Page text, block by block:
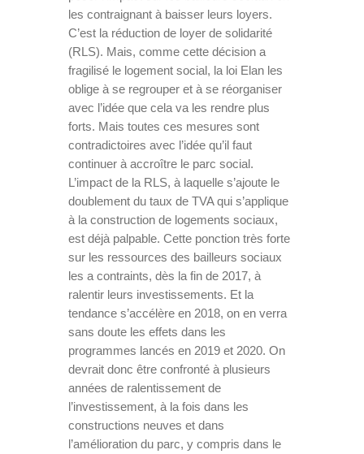
les contraignant à baisser leurs loyers.
C’est la réduction de loyer de solidarité
(RLS). Mais, comme cette décision a
fragilisé le logement social, la loi Elan les
oblige à se regrouper et à se réorganiser
avec l’idée que cela va les rendre plus
forts. Mais toutes ces mesures sont
contradictoires avec l’idée qu’il faut
continuer à accroître le parc social.
L’impact de la RLS, à laquelle s’ajoute le
doublement du taux de TVA qui s’applique
à la construction de logements sociaux,
est déjà palpable. Cette ponction très forte
sur les ressources des bailleurs sociaux
les a contraints, dès la fin de 2017, à
ralentir leurs investissements. Et la
tendance s’accélère en 2018, on en verra
sans doute les effets dans les
programmes lancés en 2019 et 2020. On
devrait donc être confronté à plusieurs
années de ralentissement de
l’investissement, à la fois dans les
constructions neuves et dans
l’amélioration du parc, y compris dans le